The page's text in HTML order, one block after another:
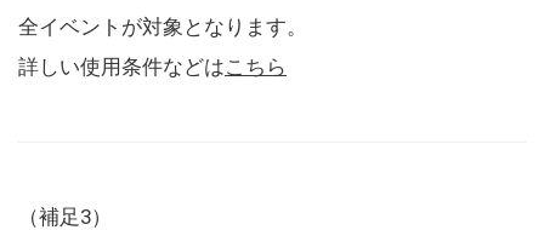
全イベントが対象となります。
詳しい使用条件などはこちら
（補足3）